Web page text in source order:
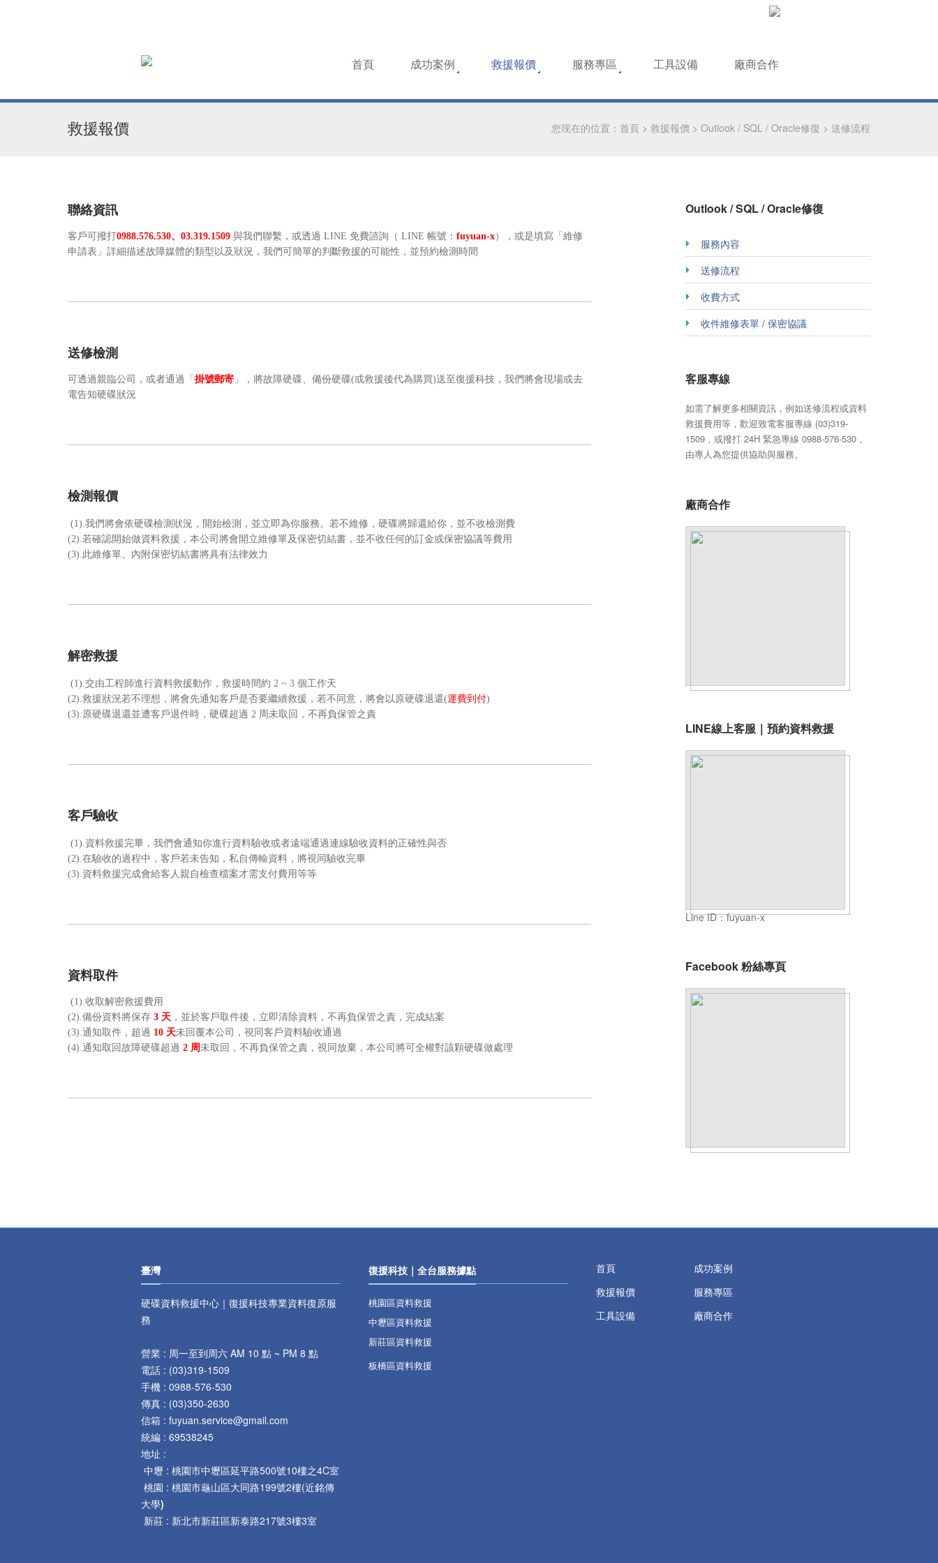
首頁 成功案例 救援報價 服務專區 工具設備 廠商合作
救援報價 您现在的位置： 首頁 > 救援報價 > Outlook / SQL / Oracle修復 > 送修流程
Outlook / SQL / Oracle修復
服務內容
送修流程
收費方式
收件維修表單 / 保密協議
客服專線
如需了解更多相關資訊，例如送修流程或資料
救援費用等，歡迎致電客服專線 (03)319-
1509，或撥打 24H 緊急專線 0988-576-530，
由專人為您提供協助與服務。
廠商合作
LINE線上客服｜預約資料救援
Line ID：fuyuan-x
Facebook 粉絲專頁
聯絡資訊
客戶可撥打0988.576.530、 03.319.1509 與我們聯繫，或透過 LINE 免費諮詢（ LINE 帳號： fuyuan-x），或是填寫「維修
申請表」詳細描述故障媒體的類型以及狀況，我們可簡單的判斷救援的可能性，並預約檢測時間
送修檢測
可透過親臨公司，或者通過「 掛號郵寄 」，將故障硬碟、備份硬碟(或救援後代為購買)送至復援科技，我們將會現場或去
電告知硬碟狀況
檢測報價
(1).我們將會依硬碟檢測狀況，開始檢測，並立即為你服務。若不維修，硬碟將歸還給你，並不收檢測費
(2).若確認開始做資料救援，本公司將會開立維修單及保密切結書，並不收任何的訂金或保密協議等費用
(3).此維修單、內附保密切結書將具有法律效力
解密救援
(1).交由工程師進行資料救援動作，救援時間約 2 ~ 3 個工作天
(2).救援狀況若不理想，將會先通知客戶是否要繼續救援，若不同意，將會以原硬碟退還(運費到付)
(3).原硬碟退還並遭客戶退件時，硬碟超過 2 周未取回，不再負保管之責
客戶驗收
(1).資料救援完畢，我們會通知你進行資料驗收或者遠端通過連線驗收資料的正確性與否
(2).在驗收的過程中，客戶若未告知，私自傳輸資料，將視同驗收完畢
(3).資料救援完成會給客人親自檢查檔案才需支付費用等等
資料取件
(1).收取解密救援費用
(2).備份資料將保存 3 天 ，並於客戶取件後，立即清除資料，不再負保管之責，完成結案
(3).通知取件，超過 10 天未回覆本公司，視同客戶資料驗收通過
(4).通知取回故障硬碟超過 2 周未取回，不再負保管之責，視同放棄，本公司將可全權對該顆硬碟做處理
臺灣
硬碟資料救援中心｜復援科技專業資料復原服
務
營業 : 周一至到周六 AM 10 點 ~ PM 8 點
電話 : (03)319-1509
手機 : 0988-576-530
傳真 : (03)350-2630
信箱 : fuyuan.service@gmail.com
統編 : 69538245
地址 :
中壢 : 桃園市中壢區延平路500號10樓之4C室
桃園 : 桃園市龜山區大同路199號2樓(近銘傳
大學)
新莊 : 新北市新莊區新泰路217號3樓3室
復援科技｜全台服務據點
桃園區資料救援
中壢區資料救援
新莊區資料救援
板橋區資料救援
首頁
成功案例
救援報價
服務專區
工具設備
廠商合作